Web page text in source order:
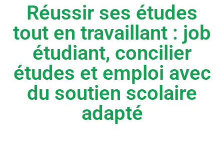
Réussir ses études
tout en travaillant : job
étudiant, concilier
études et emploi avec
du soutien scolaire
adapté